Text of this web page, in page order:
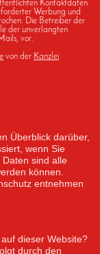
Kontaktdaten
Werbung und
Die Betreiber der
der unverlangten
vor.
von der Kanzlei
Überblick darüber,
wenn Sie
sind alle
können.
entnehmen
dieser Website?
durch den